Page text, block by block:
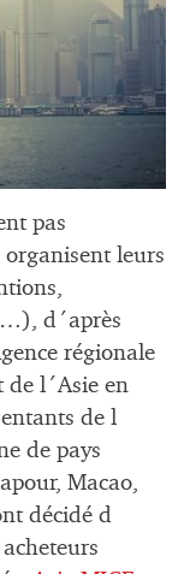
pas
leurs
d´après
régionale
de l´Asie en
de l
de pays
Macao,
décidé d